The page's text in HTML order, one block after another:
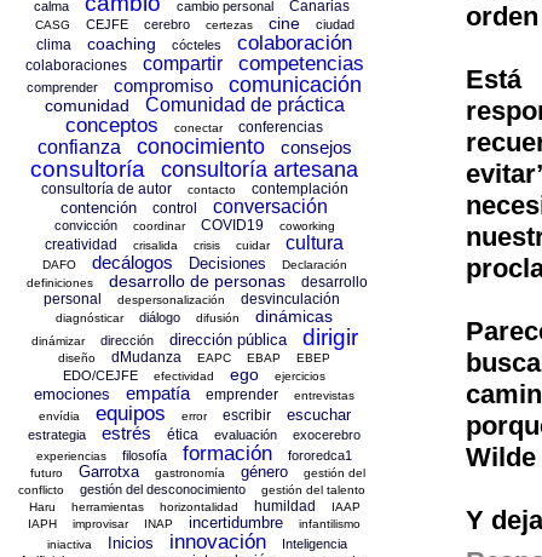
Está
Y
calma cambio personal Canarias
CASG CEJFE cerebro certezas cine ciudad
clima coaching cócteles colaboración
colaboraciones compartir competencias
comprender compromiso comunicación
comunidad Comunidad de práctica
conceptos conectar conferencias
confianza conocimiento consejos
consultoría consultoría artesana
consultoría de autor contacto contemplación
contención control conversación
convicción coordinar COVID19 coworking
creatividad crisalida crisis cuidar cultura
DAFO decálogos Decisiones
Declaración
definiciones
desarrollo de personas
desarrollo
personal
despersonalización desvinculación
diagnósticar diálogo difusión dinámicas
dinámizar dirección dirección pública dirigir
diseño dMudanza EAPC EBAP EBEP
EDO/CEJFE efectividad ego ejercicios
emociones empatía emprender
entrevistas
envídia
equipos error escribir escuchar
estrategia estrés ética evaluación exocerebro
experiencias filosofía formación fororedca1
futuro Garrotxa gastronomía género
gestión del
conflicto
gestión del desconocimiento
gestión del talento
Haru
herramientas horizontalidad humildad
IAAP
IAPH
improvisar INAP incertidumbre
infantilismo
iniactiva
Inicios innovación
Inteligencia